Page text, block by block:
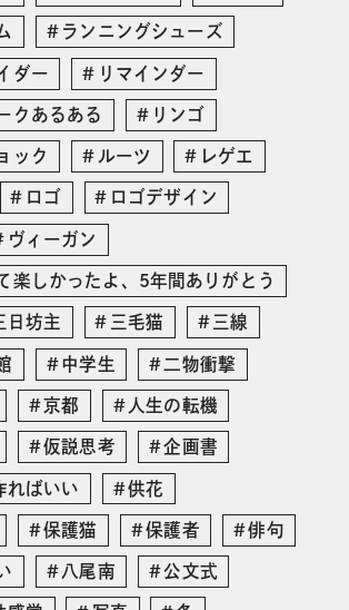
ランニングシューズ
ダー リマインダー
クあるある リンゴ
ック ルーツ レゲエ
ロゴ ロゴデザイン
ヴィーガン
楽しかったよ、5年間ありがとう
日坊主 三毛猫 三線
中学生 二物衝撃
京都 人生の転機
仮説思考 企画書
ればいい 供花
保護猫 保護者 俳句
八尾南 公文式